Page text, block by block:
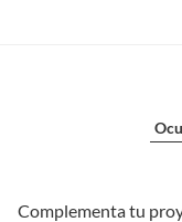
Complementa tu